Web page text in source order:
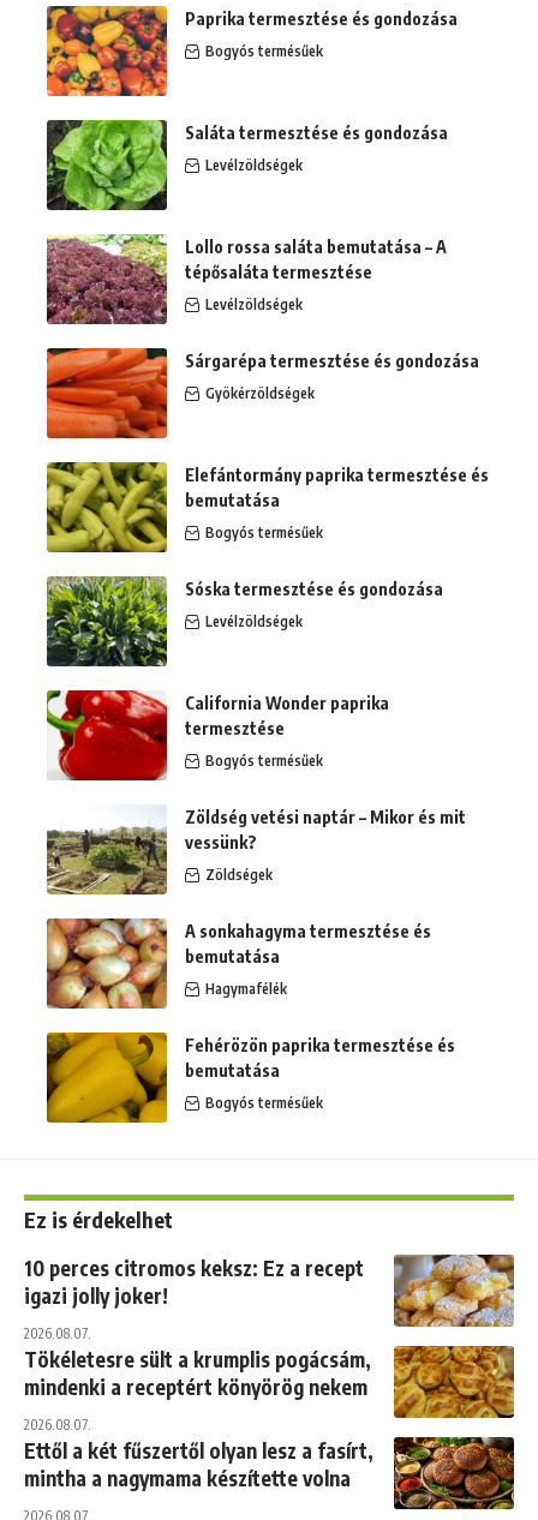
Paprika termesztése és gondozása
Bogyós termésűek
Saláta termesztése és gondozása
Levélzöldségek
Lollo rossa saláta bemutatása – A
tépősaláta termesztése
Levélzöldségek
Sárgarépa termesztése és gondozása
Gyökérzöldségek
Elefántormány paprika termesztése és
bemutatása
Bogyós termésűek
Sóska termesztése és gondozása
Levélzöldségek
California Wonder paprika
termesztése
Bogyós termésűek
Zöldség vetési naptár – Mikor és mit
vessünk?
Zöldségek
A sonkahagyma termesztése és
bemutatása
Hagymafélék
Fehérözön paprika termesztése és
bemutatása
Bogyós termésűek
Ez is érdekelhet
10 perces citromos keksz: Ez a recept
igazi jolly joker!
2026.08.07.
Tökéletesre sült a krumplis pogácsám,
mindenki a receptért könyörög nekem
2026.08.07.
Ettől a két fűszertől olyan lesz a fasírt,
mintha a nagymama készítette volna
2026.08.07.